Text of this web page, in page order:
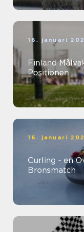
16. januari
Finland
Positionen
16. januari
Curling - en
Bronsmatch